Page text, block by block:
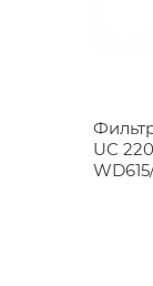
UC